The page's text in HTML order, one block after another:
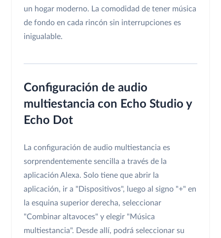
un hogar moderno. La comodidad de tener música
de fondo en cada rincón sin interrupciones es
inigualable.
Configuración de audio
multiestancia con Echo Studio y
Echo Dot
La configuración de audio multiestancia es
sorprendentemente sencilla a través de la
aplicación Alexa. Solo tiene que abrir la
aplicación, ir a "Dispositivos", luego al signo "+" en
la esquina superior derecha, seleccionar
"Combinar altavoces" y elegir "Música
multiestancia". Desde allí, podrá seleccionar su